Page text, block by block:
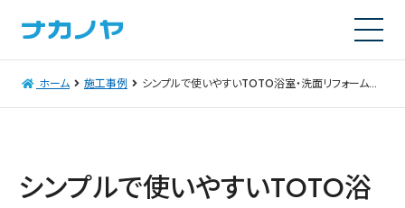
ホーム 施工事例 シンプルで使いやすいTOTO浴室・洗面リフォーム｜さいたま市
シンプルで使いやすいTOTO浴